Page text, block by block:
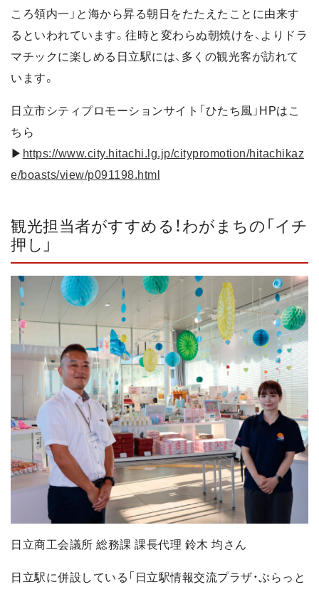
ころ領内一」と海から昇る朝日をたたえたことに由来す
るといわれています。往時と変わらぬ朝焼けを、よりドラ
マチックに楽しめる日立駅には、多くの観光客が訪れて
います。
日立市シティプロモーションサイト「ひたち風」HPはこ
ちら
▶ https://www.city.hitachi.lg.jp/citypromotion/hitachikaz
e/boasts/view/p091198.html
観光担当者がすすめる！わがまちの「イチ
押し」
日立商工会議所 総務課 課長代理 鈴木 均さん
日立駅に併設している「日立駅情報交流プラザ・ぷらっと